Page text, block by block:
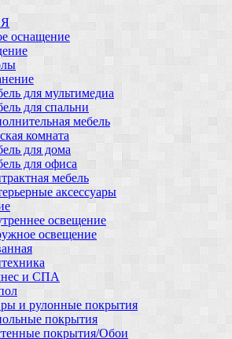
оснащение
для мультимедиа
для спальни
мебель
комната
для дома
для офиса
мебель
аксессуары
освещение
освещение
и СПА
и рулонные покрытия
покрытия
покрытия/Обои